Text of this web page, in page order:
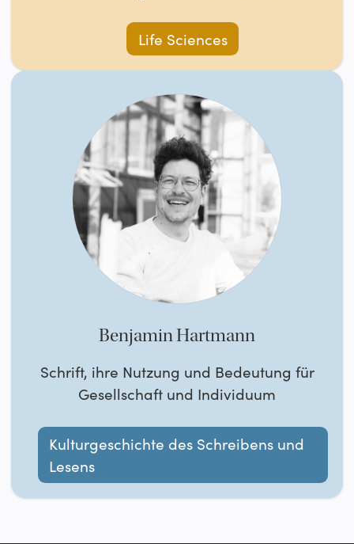
Life Sciences
Benjamin Hartmann
Schrift, ihre Nutzung und Bedeutung für
Gesellschaft und Individuum
Kulturgeschichte des Schreibens und
Lesens